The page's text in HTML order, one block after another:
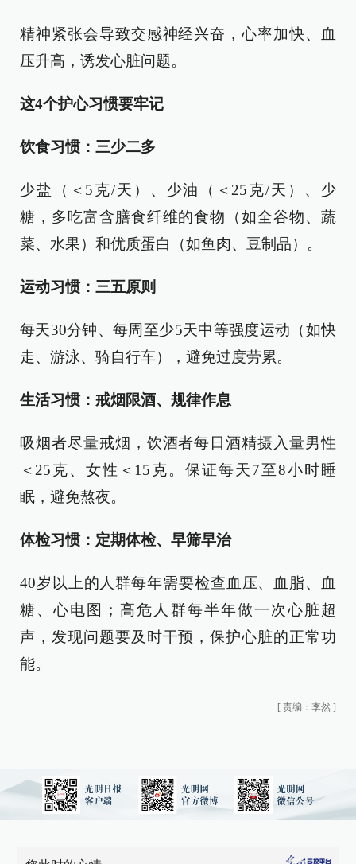
精神紧张会导致交感神经兴奋，心率加快、血
压升高，诱发心脏问题。
这4个护心习惯要牢记
饮食习惯：三少二多
少盐（＜5克/天）、少油（＜25克/天）、少
糖，多吃富含膳食纤维的食物（如全谷物、蔬
菜、水果）和优质蛋白（如鱼肉、豆制品）。
运动习惯：三五原则
每天30分钟、每周至少5天中等强度运动（如快
走、游泳、骑自行车），避免过度劳累。
生活习惯：戒烟限酒、规律作息
吸烟者尽量戒烟，饮酒者每日酒精摄入量男性
＜25克、女性＜15克。保证每天7至8小时睡
眠，避免熬夜。
体检习惯：定期体检、早筛早治
40岁以上的人群每年需要检查血压、血脂、血
糖、心电图；高危人群每半年做一次心脏超
声，发现问题要及时干预，保护心脏的正常功
能。
[ 责编：李然 ]